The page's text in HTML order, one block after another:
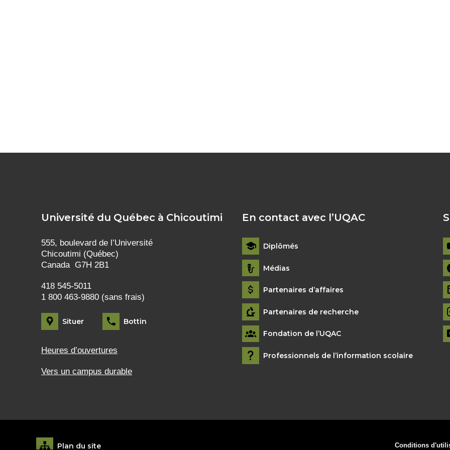
Université du Québec à Chicoutimi
555, boulevard de l’Université
Chicoutimi (Québec)
Canada G7H 2B1
418 545-5011
1 800 463-9880 (sans frais)
Situer Bottin
Heures d’ouvertures
Vers un campus durable
En contact avec l’UQAC
Diplômés
Médias
Partenaires d’affaires
Partenaires de recherche
Fondation de l’UQAC
Professionnels de l’information scolaire
Plan du site Conditions